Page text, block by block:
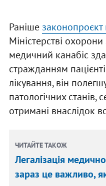
Раніше
Міністерстві
медичний канабіс
стражданням
лікування, він
патологічних станів,
отримані внаслідок
ЧИТАЙТЕ ТАКОЖ
Легалізація
зараз це важливо,